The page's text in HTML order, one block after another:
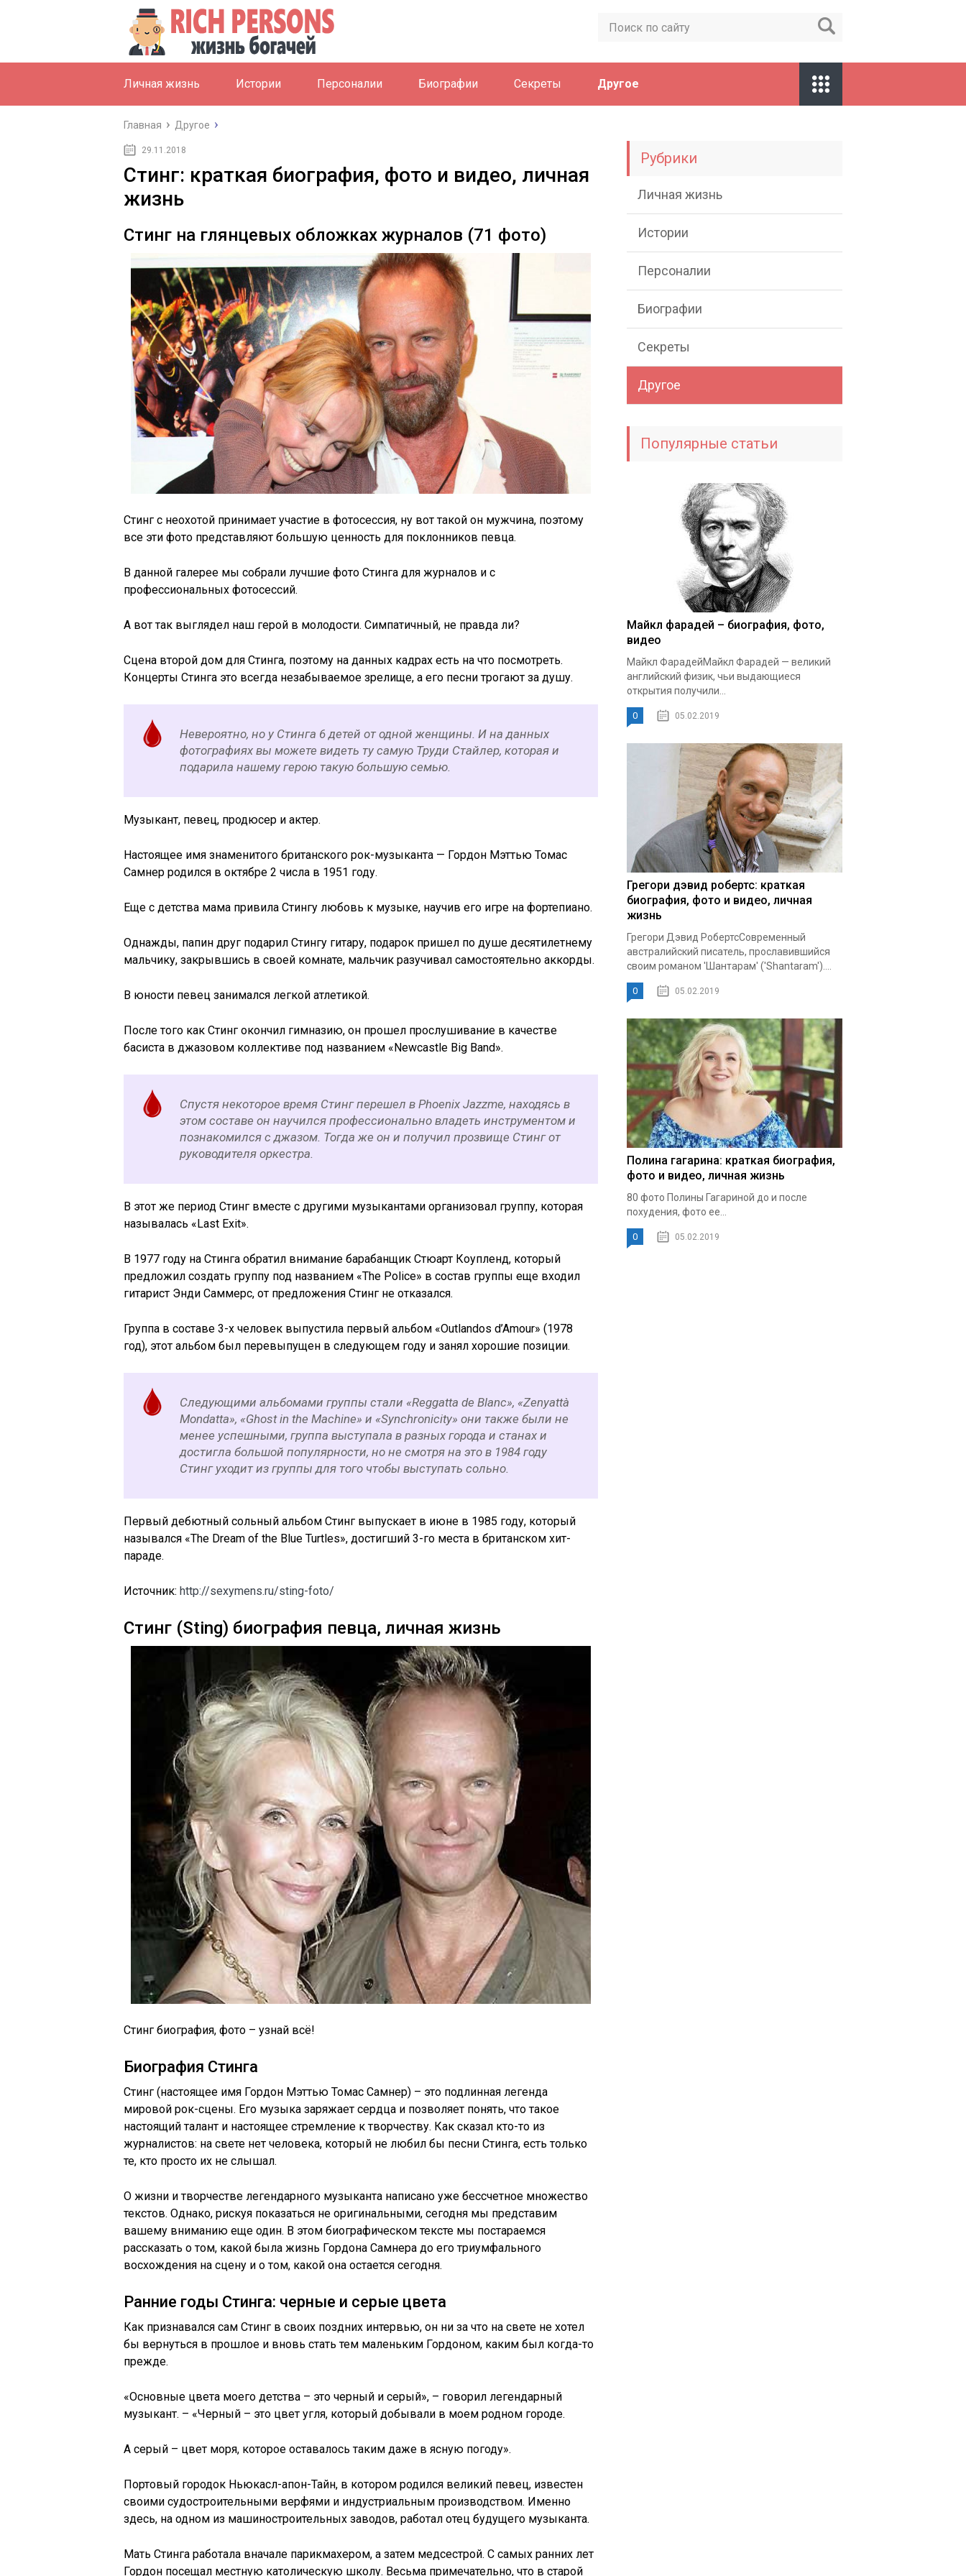
Личная жизнь Истории Персоналии Биографии Секреты Другое
Главная Другое
29.11.2018
Стинг: краткая биография, фото и видео, личная
жизнь
Стинг на глянцевых обложках журналов (71 фото)
Стинг с неохотой принимает участие в фотосессия, ну вот такой он мужчина, поэтому
все эти фото представляют большую ценность для поклонников певца.
В данной галерее мы собрали лучшие фото Стинга для журналов и с
профессиональных фотосессий.
А вот так выглядел наш герой в молодости. Симпатичный, не правда ли?
Сцена второй дом для Стинга, поэтому на данных кадрах есть на что посмотреть.
Концерты Стинга это всегда незабываемое зрелище, а его песни трогают за душу.
Невероятно, но у Стинга 6 детей от одной женщины. И на данных
фотографиях вы можете видеть ту самую Труди Стайлер, которая и
подарила нашему герою такую большую семью.
Музыкант, певец, продюсер и актер.
Настоящее имя знаменитого британского рок-музыканта — Гордон Мэттью Томас
Самнер родился в октябре 2 числа в 1951 году.
Еще с детства мама привила Стингу любовь к музыке, научив его игре на фортепиано.
Однажды, папин друг подарил Стингу гитару, подарок пришел по душе десятилетнему
мальчику, закрывшись в своей комнате, мальчик разучивал самостоятельно аккорды.
В юности певец занимался легкой атлетикой.
После того как Стинг окончил гимназию, он прошел прослушивание в качестве
басиста в джазовом коллективе под названием «Newcastle Big Band».
Спустя некоторое время Стинг перешел в Phoeniх Jazzme, находясь в
этом составе он научился профессионально владеть инструментом и
познакомился с джазом. Тогда же он и получил прозвище Стинг от
руководителя оркестра.
В этот же период Стинг вместе с другими музыкантами организовал группу, которая
называлась «Last Exit».
В 1977 году на Стинга обратил внимание барабанщик Стюарт Коупленд, который
предложил создать группу под названием «The Police» в состав группы еще входил
гитарист Энди Саммерс, от предложения Стинг не отказался.
Группа в составе 3-х человек выпустила первый альбом «Outlandos d’Amour» (1978
год), этот альбом был перевыпущен в следующем году и занял хорошие позиции.
Следующими альбомами группы стали «Reggatta de Blanc», «Zenyattà
Mondatta», «Ghost in the Machine» и «Synchronicity» они также были не
менее успешными, группа выступала в разных города и станах и
достигла большой популярности, но не смотря на это в 1984 году
Стинг уходит из группы для того чтобы выступать сольно.
Первый дебютный сольный альбом Стинг выпускает в июне в 1985 году, который
назывался «The Dream of the Blue Turtles», достигший 3-го места в британском хит-
параде.
Источник: http://sexymens.ru/sting-foto/
Стинг (Sting) биография певца, личная жизнь
Стинг биография, фото – узнай всё!
Биография Стинга
Стинг (настоящее имя Гордон Мэттью Томас Самнер) – это подлинная легенда
мировой рок-сцены. Его музыка заряжает сердца и позволяет понять, что такое
настоящий талант и настоящее стремление к творчеству. Как сказал кто-то из
журналистов: на свете нет человека, который не любил бы песни Стинга, есть только
те, кто просто их не слышал.
О жизни и творчестве легендарного музыканта написано уже бессчетное множество
текстов. Однако, рискуя показаться не оригинальными, сегодня мы представим
вашему вниманию еще один. В этом биографическом тексте мы постараемся
рассказать о том, какой была жизнь Гордона Самнера до его триумфального
восхождения на сцену и о том, какой она остается сегодня.
Ранние годы Стинга: черные и серые цвета
Как признавался сам Стинг в своих поздних интервью, он ни за что на свете не хотел
бы вернуться в прошлое и вновь стать тем маленьким Гордоном, каким был когда-то
прежде.
«Основные цвета моего детства – это черный и серый», – говорил легендарный
музыкант. – «Черный – это цвет угля, который добывали в моем родном городе.
А серый – цвет моря, которое оставалось таким даже в ясную погоду».
Портовый городок Ньюкасл-апон-Тайн, в котором родился великий певец, известен
своими судостроительными верфями и индустриальным производством. Именно
здесь, на одном из машиностроительных заводов, работал отец будущего музыканта.
Мать Стинга работала вначале парикмахером, а затем медсестрой. С самых ранних лет
Гордон посещал местную католическую школу. Весьма примечательно, что в старой
Рубрики
Личная жизнь
Истории
Персоналии
Биографии
Секреты
Другое
Популярные статьи
Майкл фарадей – биография, фото,
видео
Майкл ФарадейМайкл Фарадей — великий
английский физик, чьи выдающиеся
открытия получили...
0 05.02.2019
Грегори дэвид робертс: краткая
биография, фото и видео, личная
жизнь
Грегори Дэвид РобертсСовременный
австралийский писатель, прославившийся
своим романом 'Шантарам' ('Shantaram')....
0 05.02.2019
Полина гагарина: краткая биография,
фото и видео, личная жизнь
80 фото Полины Гагариной до и после
похудения, фото ее...
0 05.02.2019